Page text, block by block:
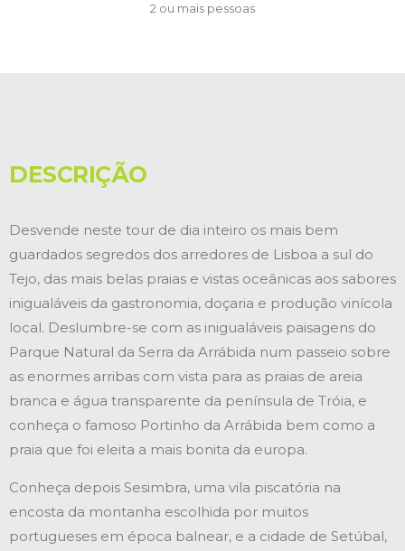
2 ou mais pessoas
DESCRIÇÃO
Desvende neste tour de dia inteiro os mais bem
guardados segredos dos arredores de Lisboa a sul do
Tejo, das mais belas praias e vistas oceânicas aos sabores
inigualáveis da gastronomia, doçaria e produção vinícola
local. Deslumbre-se com as inigualáveis paisagens do
Parque Natural da Serra da Arrábida num passeio sobre
as enormes arribas com vista para as praias de areia
branca e água transparente da península de Tróia, e
conheça o famoso Portinho da Arrábida bem como a
praia que foi eleita a mais bonita da europa.
Conheça depois Sesimbra, uma vila piscatória na
encosta da montanha escolhida por muitos
portugueses em época balnear, e a cidade de Setúbal,